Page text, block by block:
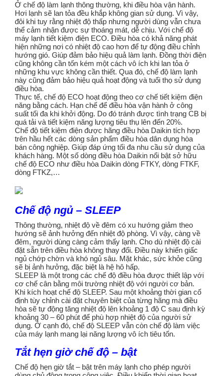
Ở chế độ làm lạnh thông thường, khi điều hòa vận hành.
Hơi lạnh sẽ lan tỏa đều khắp không gian sử dụng. Vì vậy,
đôi khi tuy rằng nhiệt độ thấp nhưng người dùng vẫn chưa
thể cảm nhận được sự thoáng mát, dễ chịu. Với chế độ
máy lạnh tiết kiệm điện ECO. Điều hòa có khả năng phát
hiện những nơi có nhiệt độ cao hơn để tự động điều chỉnh
hướng gió. Giúp đảm bảo hiệu quả làm lạnh. Đồng thời điện
cũng không cần tốn kém một cách vô ích khi lan tỏa ở
những khu vực không cần thiết. Qua đó, chế độ làm lạnh
này cũng đảm bảo hiệu quả hoạt động và tuổi thọ sử dụng
điều hòa.
Thực tế, chế độ ECO hoạt động theo cơ chế tiết kiệm điện
năng bằng cách. Hạn chế để điều hòa vận hành ở công
suất tối đa khi khởi động. Do đó tránh được tình trạng CB bị
quá tải và tiết kiệm năng lượng tiêu thụ lên đến 20%.
Chế độ tiết kiệm điện được hãng điều hòa Daikin tích hợp
trên hầu hết các dòng sản phẩm điều hòa dân dụng hòa
bán công nghiệp. Giúp đáp ứng tối đa nhu cầu sử dụng của
khách hàng. Một số dòng điều hòa Daikin nổi bật sở hữu
chế độ ECO như điều hòa Daikin dòng FTKY, dòng FTKF,
dòng FTKZ,…
Chế độ ngủ – SLEEP
Thông thường, nhiệt độ về đêm có xu hướng giảm theo
hướng sẽ ảnh hưởng đến nhiệt độ phòng. Vì vậy, càng về
đêm, người dùng càng cảm thấy lạnh. Cho dù nhiệt độ cài
đặt sẵn trên điều hòa không thay đổi. Điều này khiến giấc
ngủ chớp chờn và khó ngủ sâu. Mặt khác, sức khỏe cũng
sẽ bị ảnh hưởng, đặc biệt là hệ hô hấp.
SLEEP là một trong các chế độ điều hòa được thiết lập với
cơ chế cân bằng môi trường nhiệt độ với người cơ bản.
Khi kích hoạt chế độ SLEEP. Sau một khoảng thời gian cố
định tùy chỉnh cài đặt chuyên biệt của từng hãng mà điều
hòa sẽ tự động tăng nhiệt độ lên khoảng 1 độ C sau định kỳ
khoảng 30 – 60 phút để phù hợp nhiệt độ của người sử
dụng. Ở cạnh đó, chế độ SLEEP vẫn còn chế độ làm việc
của máy lạnh mang lại năng lượng vô ích tiêu tốn.
Tắt hẹn giờ chế độ – bật
Chế độ hẹn giờ tắt – bật trên máy lạnh cho phép người